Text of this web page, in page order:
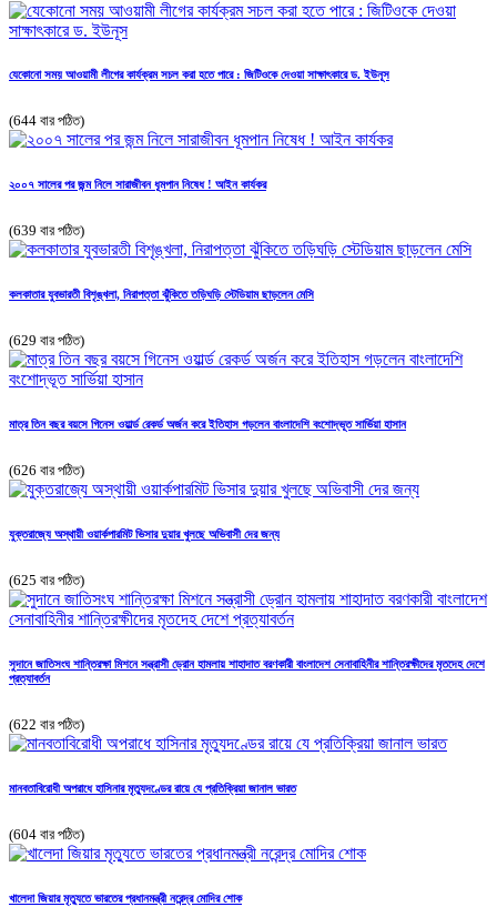
যেকোনো সময় আওয়ামী লীগের কার্যক্রম সচল করা হতে পারে : জিটিওকে দেওয়া সাক্ষাৎকারে ড. ইউনূস
(644 বার পঠিত)
২০০৭ সালের পর জন্ম নিলে সারাজীবন ধূমপান নিষেধ ! আইন কার্যকর
(639 বার পঠিত)
কলকাতার যুবভারতী বিশৃঙ্খলা, নিরাপত্তা ঝুঁকিতে তড়িঘড়ি স্টেডিয়াম ছাড়লেন মেসি
(629 বার পঠিত)
মাত্র তিন বছর বয়সে গিনেস ওয়ার্ল্ড রেকর্ড অর্জন করে ইতিহাস গড়লেন বাংলাদেশি বংশোদ্ভূত সার্ভিয়া হাসান
(626 বার পঠিত)
যুক্তরাজ্যে অস্থায়ী ওয়ার্কপারমিট ভিসার দুয়ার খুলছে অভিবাসী দের জন্য
(625 বার পঠিত)
সুদানে জাতিসংঘ শান্তিরক্ষা মিশনে সন্ত্রাসী ড্রোন হামলায় শাহাদাত বরণকারী বাংলাদেশ সেনাবাহিনীর শান্তিরক্ষীদের মৃতদেহ দেশে
প্রত্যাবর্তন
(622 বার পঠিত)
মানবতাবিরোধী অপরাধে হাসিনার মৃত্যুদণ্ডের রায়ে যে প্রতিক্রিয়া জানাল ভারত
(604 বার পঠিত)
খালেদা জিয়ার মৃত্যুতে ভারতের প্রধানমন্ত্রী নরেন্দ্র মোদির শোক